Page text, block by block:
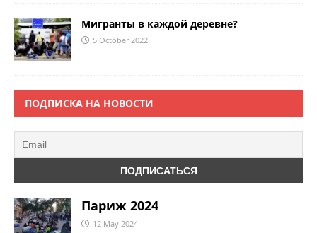
Мигранты в каждой деревне?
5 October 2022
ПОДПИСКА НА НОВОСТИ
Париж 2024
12 May 2024